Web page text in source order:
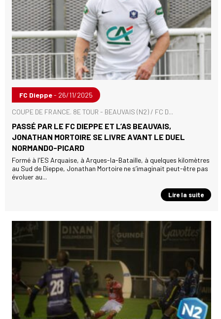
FC Dieppe- 26/11/2025
COUPE DE FRANCE. 8E TOUR - BEAUVAIS (N2) / FC D...
PASSÉ PAR LE FC DIEPPE ET L’AS BEAUVAIS,
JONATHAN MORTOIRE SE LIVRE AVANT LE DUEL
NORMANDO-PICARD
Formé à l'ES Arquaise, à Arques-la-Bataille, à quelques kilomètres
au Sud de Dieppe, Jonathan Mortoire ne s’imaginait peut-être pas
évoluer au...
Lire la suite